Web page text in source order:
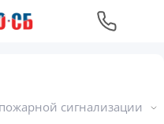
сигнализации